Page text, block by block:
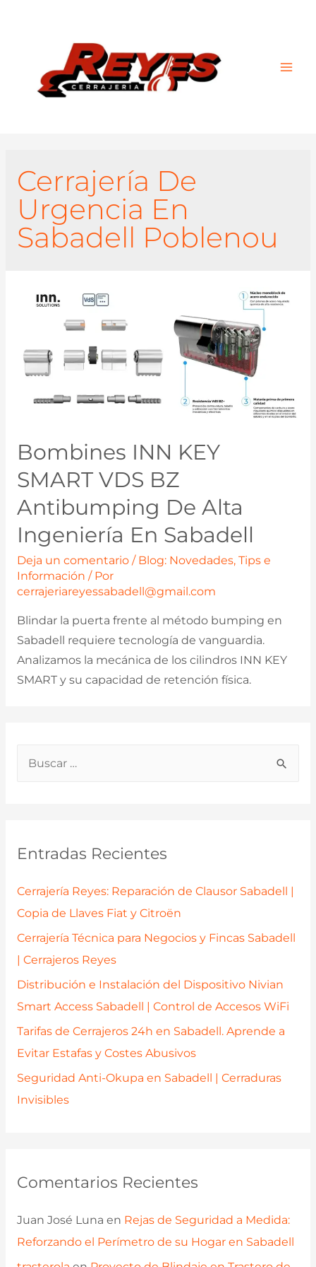
p
o
:
Entradas Recientes
Cerrajería Reyes: Reparación de Clausor Sabadell |
Copia de Llaves Fiat y Citroën
Cerrajería Técnica para Negocios y Fincas Sabadell
| Cerrajeros Reyes
Distribución e Instalación del Dispositivo Nivian
Smart Access Sabadell | Control de Accesos WiFi
Tarifas de Cerrajeros 24h en Sabadell. Aprende a
Evitar Estafas y Costes Abusivos
Seguridad Anti-Okupa en Sabadell | Cerraduras
Invisibles
Comentarios Recientes
Juan José Luna en Rejas de Seguridad a Medida:
Reforzando el Perímetro de su Hogar en Sabadell
Cerrajería De
Urgencia En
Sabadell Poblenou
Bombines INN KEY
SMART VDS BZ
Antibumping De Alta
Ingeniería En Sabadell
Deja un comentario / Blog: Novedades, Tips e
Información / Por
cerrajeriareyessabadell@gmail.com
Blindar la puerta frente al método bumping en
Sabadell requiere tecnología de vanguardia.
Analizamos la mecánica de los cilindros INN KEY
SMART y su capacidad de retención física.